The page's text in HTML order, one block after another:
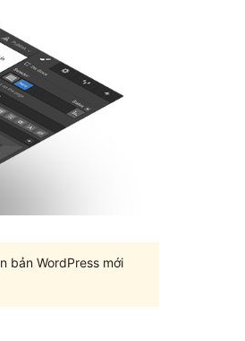
bản WordPress mới